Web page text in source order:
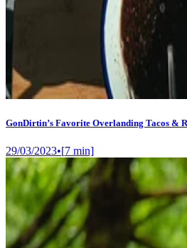
GonDirtin’s Favorite Overlanding Tacos &
29/03/2023•[7 min]